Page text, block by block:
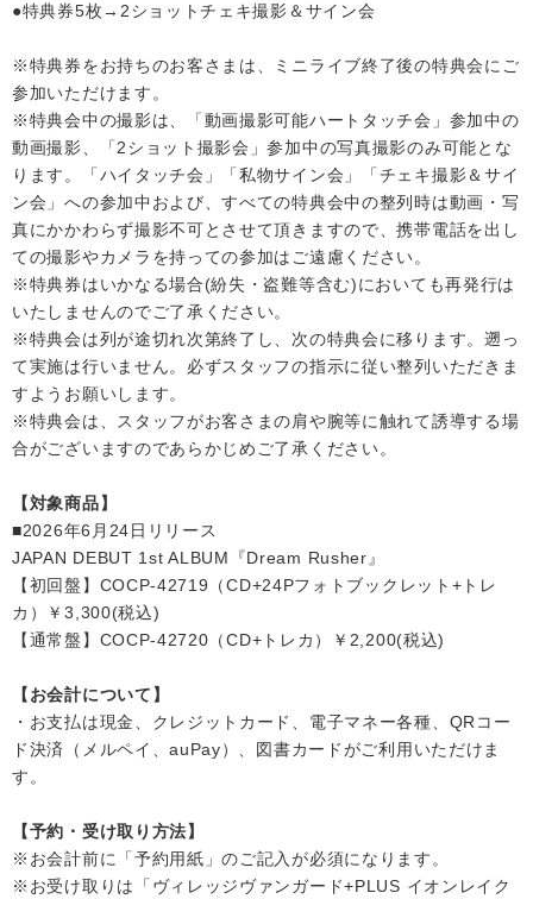
●特典券5枚→2ショットチェキ撮影＆サイン会
※特典券をお持ちのお客さまは、ミニライブ終了後の特典会にご
参加いただけます。
※特典会中の撮影は、「動画撮影可能ハートタッチ会」参加中の
動画撮影、「2ショット撮影会」参加中の写真撮影のみ可能とな
ります。「ハイタッチ会」「私物サイン会」「チェキ撮影＆サイ
ン会」への参加中および、すべての特典会中の整列時は動画・写
真にかかわらず撮影不可とさせて頂きますので、携帯電話を出し
ての撮影やカメラを持っての参加はご遠慮ください。
※特典券はいかなる場合(紛失・盗難等含む)においても再発行は
いたしませんのでご了承ください。
※特典会は列が途切れ次第終了し、次の特典会に移ります。遡っ
て実施は行いません。必ずスタッフの指示に従い整列いただきま
すようお願いします。
※特典会は、スタッフがお客さまの肩や腕等に触れて誘導する場
合がございますのであらかじめご了承ください。
【対象商品】
■2026年6月24日リリース
JAPAN DEBUT 1st ALBUM『Dream Rusher』
【初回盤】COCP-42719（CD+24Pフォトブックレット+トレ
カ）￥3,300(税込)
【通常盤】COCP-42720（CD+トレカ）￥2,200(税込)
【お会計について】
・お支払は現金、クレジットカード、電子マネー各種、QRコー
ド決済（メルペイ、auPay）、図書カードがご利用いただけま
す。
【予約・受け取り方法】
※お会計前に「予約用紙」のご記入が必須になります。
※お受け取りは「ヴィレッジヴァンガード+PLUS イオンレイク